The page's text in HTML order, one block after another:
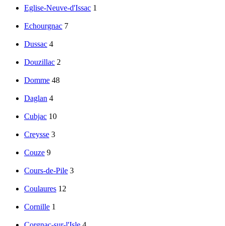
Eglise-Neuve-d'Issac 1
Echourgnac 7
Dussac 4
Douzillac 2
Domme 48
Daglan 4
Cubjac 10
Creysse 3
Couze 9
Cours-de-Pile 3
Coulaures 12
Cornille 1